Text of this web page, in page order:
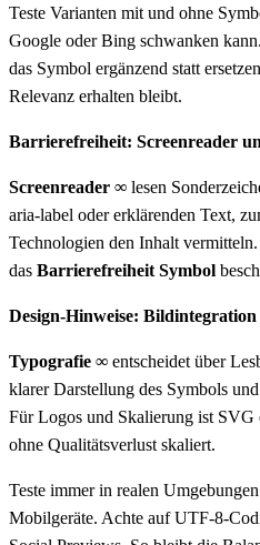
Teste Varianten mit und ohne
Google oder Bing schwanken
das Symbol ergänzend statt
Relevanz erhalten bleibt.
Barrierefreiheit: Screenreader
Screenreader ∞ lesen
aria-label oder erklärenden Text,
Technologien den Inhalt
das Barrierefreiheit Symbol
Design-Hinweise:
Typografie ∞ entscheidet über
klarer Darstellung des Symbols
Für Logos und Skalierung ist
ohne Qualitätsverlust skaliert.
Teste immer in realen
Mobilgeräte. Achte auf UTF-8-